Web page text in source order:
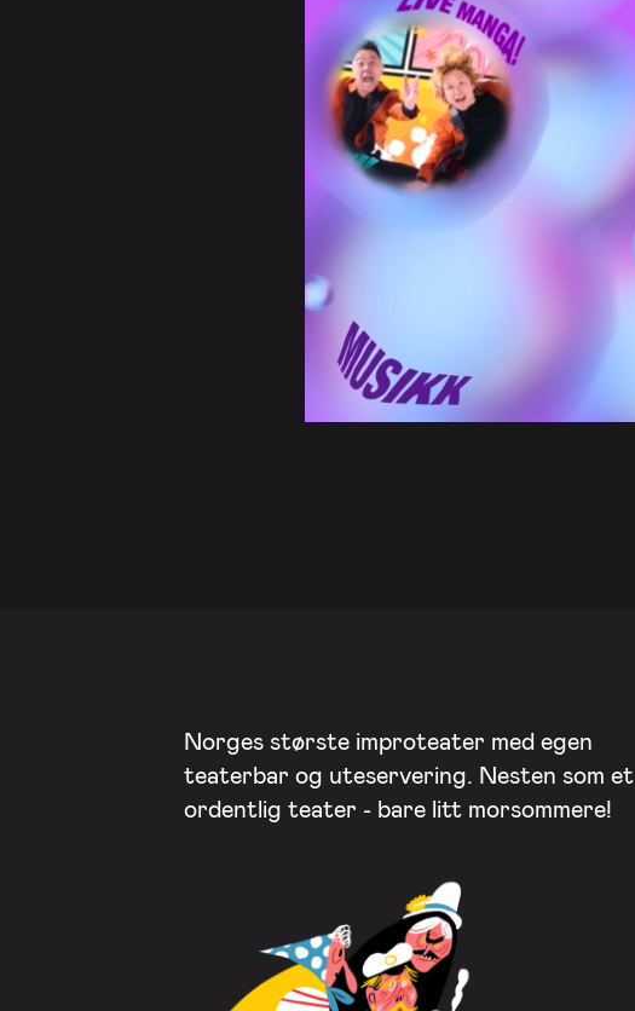
Norges største improteater med egen
teaterbar og uteservering. Nesten som et
ordentlig teater - bare litt morsommere!